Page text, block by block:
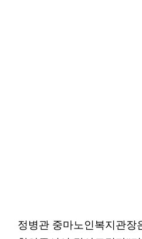
정병관 중마노인복지관장